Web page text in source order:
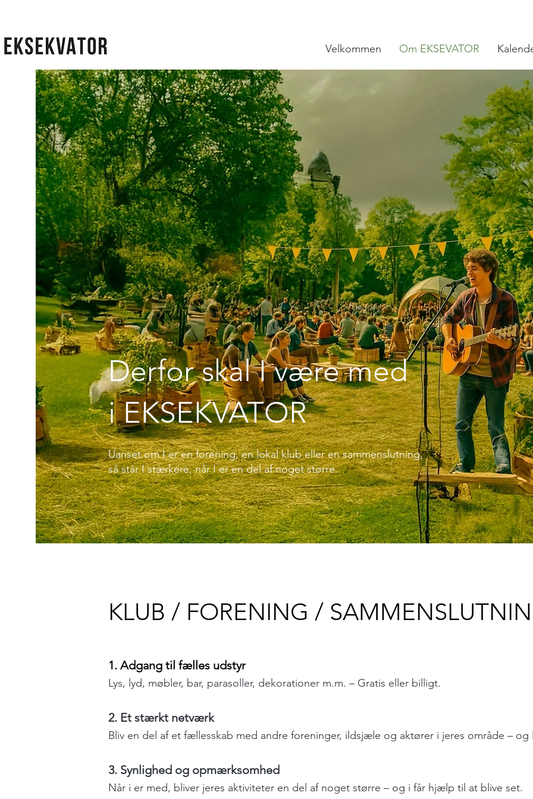
Velkommen Om EKSEVATOR
Derfor skal I være med
i EKSEKVATOR
Uanset om I er en forening, en lokal klub eller en sammenslutning,
så står I stærkere, når I er en del af noget større.
KLUB / FORENING /
1. Adgang til fælles udstyr
Lys, lyd, møbler, bar, parasoller, dekorationer m.m. – Gratis eller billigt.
2. Et stærkt netværk
Bliv en del af et fællesskab med andre foreninger, ildsjæle og aktører i jeres område –
3. Synlighed og opmærksomhed
Når i er med, bliver jeres aktiviteter en del af noget større – og i får hjælp til at blive set.